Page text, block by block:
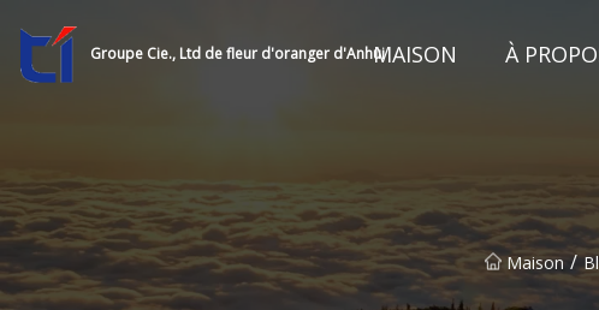
Groupe Cie., Ltd de fleur d'oranger d'AnhuiMAISON À
Maison /